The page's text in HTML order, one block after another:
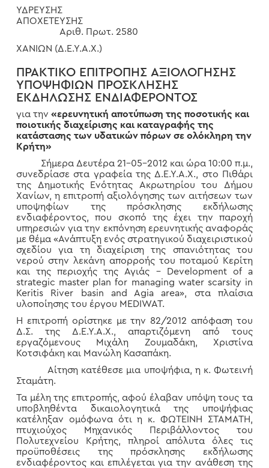
ΥΔΡΕΥΣΗΣ
ΑΠΟΧΕΤΕΥΣΗΣ
Αριθ. Πρωτ. 2580
ΧΑΝΙΩΝ (Δ.Ε.Υ.Α.Χ.)
ΠΡΑΚΤΙΚΟ ΕΠΙΤΡΟΠΗΣ ΑΞΙΟΛΟΓΗΣΗΣ
ΥΠΟΨΗΦΙΩΝ ΠΡΟΣΚΛΗΣΗΣ
ΕΚΔΗΛΩΣΗΣ ΕΝΔΙΑΦΕΡΟΝΤΟΣ
για την «ερευνητική αποτύπωση της ποσοτικής και
ποιοτικής διαχείρισης και καταγραφής της
κατάστασης των υδατικών πόρων σε ολόκληρη την
Κρήτη»
Σήμερα Δευτέρα 21-05-2012 και ώρα 10:00 π.μ.,
συνεδρίασε στα γραφεία της Δ.Ε.Υ.Α.Χ., στο Πιθάρι
της Δημοτικής Ενότητας Ακρωτηρίου του Δήμου
Χανίων, η επιτροπή αξιολόγησης των αιτήσεων των
υποψηφίων της πρόσκλησης εκδήλωσης
ενδιαφέροντος, που σκοπό της έχει την παροχή
υπηρεσιών για την εκπόνηση ερευνητικής αναφοράς
με θέμα «Ανάπτυξη ενός στρατηγικού διαχειριστικού
σχεδίου για τη διαχείριση της σπανιότητας του
νερού στην λεκάνη απορροής του ποταμού Κερίτη
και της περιοχής της Αγιάς – Development of a
strategic master plan for managing water scarsity in
Keritis River basin and Agia area», στα πλαίσια
υλοποίησης του έργου MEDIWAT.
Η επιτροπή ορίστηκε με την 82/2012 απόφαση του
Δ.Σ. της Δ.Ε.Υ.Α.Χ., απαρτιζόμενη από τους
εργαζόμενους Μιχάλη Ζουμαδάκη, Χριστίνα
Κοτσιφάκη και Μανώλη Κασαπάκη.
Αίτηση κατέθεσε μια υποψήφια, η κ. Φωτεινή
Σταμάτη.
Τα μέλη της επιτροπής, αφού έλαβαν υπόψη τους τα
υποβληθέντα δικαιολογητικά της υποψήφιας
κατέληξαν ομόφωνα ότι η κ. ΦΩΤΕΙΝΗ ΣΤΑΜΑΤΗ,
πτυχιούχος Μηχανικός Περιβάλλοντος του
Πολυτεχνείου Κρήτης, πληροί απόλυτα όλες τις
προϋποθέσεις της πρόσκλησης εκδήλωσης
ενδιαφέροντος και επιλέγεται για την ανάθεση της